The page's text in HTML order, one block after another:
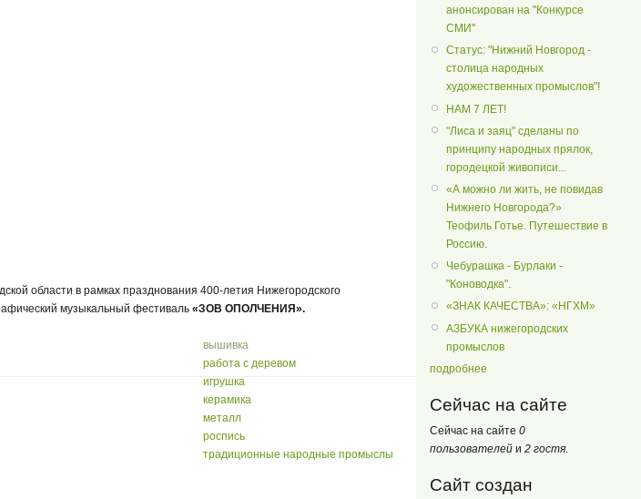
области в рамках празднования 400-летия Нижегородского
музыкальный фестиваль «ЗОВ ОПОЛЧЕНИЯ».
вышивка
работа с деревом
игрушка
керамика
металл
роспись
традиционные народные промыслы
анонсирован на "Конкурсе
СМИ"
Статус: "Нижний Новгород -
столица народных
художественных промыслов"!
НАМ 7 ЛЕТ!
"Лиса и заяц" сделаны по
принципу народных прялок,
городецкой живописи...
«А можно ли жить, не повидав
Нижнего Новгорода?»
Теофиль Готье. Путешествие в
Россию.
Чебурашка - Бурлаки -
"Коноводка".
«ЗНАК КАЧЕСТВА»: «НГХМ»
АЗБУКА нижегородских
промыслов
подробнее
Сейчас на сайте
Сейчас на сайте 0
пользователей и 2 гостя
Сайт создан